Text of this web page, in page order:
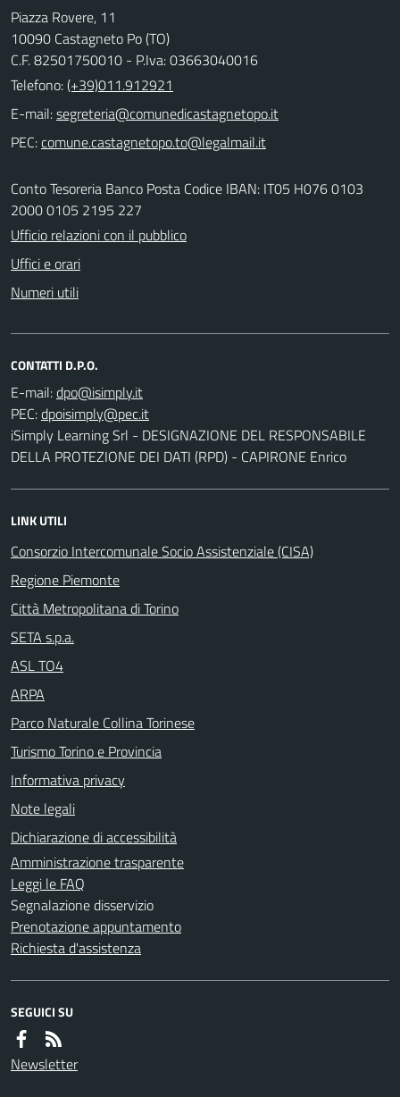
Piazza Rovere, 11
10090 Castagneto Po (TO)
C.F. 82501750010 - P.Iva: 03663040016
Telefono:(+39)011.912921
E-mail:
PEC:
Conto Tesoreria Banco Posta Codice IBAN: IT05 H076 0103
2000 0105 2195 227
Ufficio relazioni con il pubblico
Uffici e orari
Numeri utili
CONTATTI D.P.O.
E-mail:
PEC:
iSimply Learning Srl - DESIGNAZIONE DEL RESPONSABILE
DELLA PROTEZIONE DEI DATI (RPD) - CAPIRONE Enrico
LINK UTILI
Consorzio Intercomunale Socio Assistenziale (CISA)
Regione Piemonte
Città Metropolitana di Torino
SETA s.p.a.
ASL TO4
ARPA
Parco Naturale Collina Torinese
Turismo Torino e Provincia
Informativa privacy
Note legali
Dichiarazione di accessibilità
Amministrazione trasparente
Leggi le FAQ
Segnalazione disservizio
Prenotazione appuntamento
Richiesta d'assistenza
SEGUICI SU
Newsletter